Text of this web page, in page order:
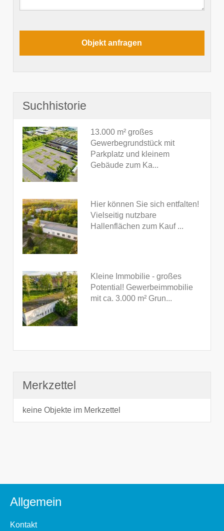
Suchhistorie
13.000 m² großes
Gewerbegrundstück mit
Parkplatz und kleinem
Gebäude zum Ka...
Hier können Sie sich entfalten!
Vielseitig nutzbare
Hallenflächen zum Kauf ...
Kleine Immobilie - großes
Potential! Gewerbeimmobilie
mit ca. 3.000 m² Grun...
Merkzettel
keine Objekte im Merkzettel
Allgemein
Kontakt